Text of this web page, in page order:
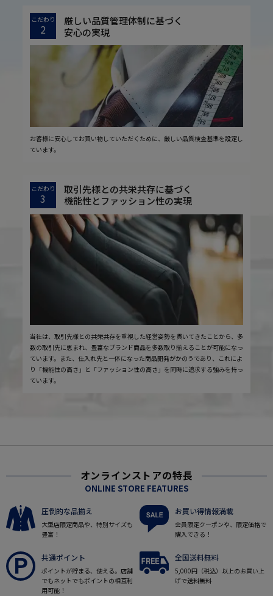
こだわり
2
厳しい品質管理体制に基づく
安心の実現
お客様に安心してお買い物していただくために、厳しい品質検査基準を設定し
ています。
こだわり
3
取引先様との共栄共存に基づく
機能性とファッション性の実現
当社は、取引先様との共栄共存を重視した経営姿勢を貫いてきたことから、多
数の取引先に恵まれ、豊富なブランド商品を多数取り揃えることが可能になっ
ています。また、仕入れ先と一体になった商品開発がかのうであり、これによ
り「機能性の高さ」と「ファッション性の高さ」を同時に追求する強みを持っ
ています。
オンラインストアの特長
ONLINE STORE FEATURES
圧倒的な品揃え
大型店限定商品や、特別サイズも
豊富！
お買い得情報満載
会員限定クーポンや、限定価格で
購入できる！
共通ポイント
ポイントが貯まる、使える。店舗
でもネットでもポイントの相互利
用可能！
全国送料無料
5,000円（税込）以上のお買い上
げで送料無料